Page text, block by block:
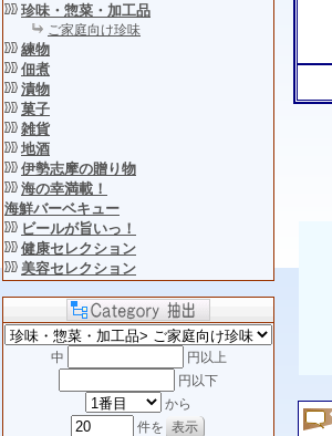
珍味・惣菜・加工品
ご家庭向け珍味
練物
佃煮
漬物
菓子
雑貨
地酒
伊勢志摩の贈り物
海の幸満載！
海鮮バーベキュー
ビールが旨いっ！
健康セレクション
美容セレクション
中
円以上
円以下
から
件を